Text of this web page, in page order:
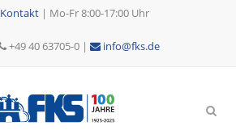
Kontakt | Mo-Fr 8:00-17:00 Uhr
+49 40 63705-0 | info@fks.de